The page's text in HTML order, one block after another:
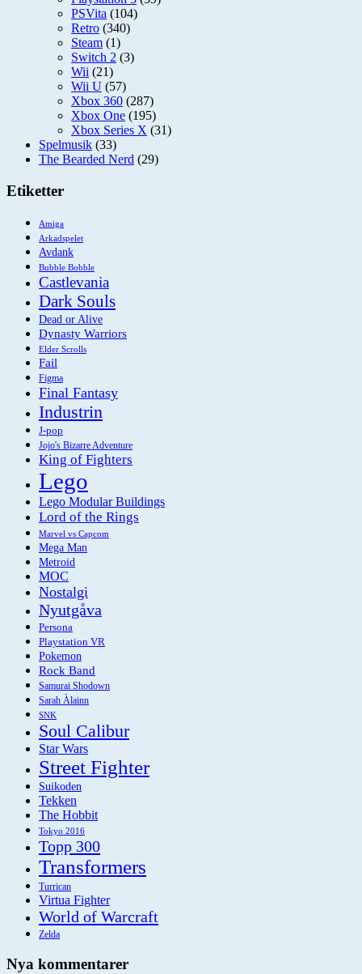
PSVita (104)
Retro (340)
Steam (1)
Switch 2 (3)
Wii (21)
Wii U (57)
Xbox 360 (287)
Xbox One (195)
Xbox Series X (31)
Spelmusik (33)
The Bearded Nerd (29)
Etiketter
Amiga
Arkadspelet
Avdank
Bubble Bobble
Castlevania
Dark Souls
Dead or Alive
Dynasty Warriors
Elder Scrolls
Fail
Figma
Final Fantasy
Industrin
J-pop
Jojo's Bizarre Adventure
King of Fighters
Lego
Lego Modular Buildings
Lord of the Rings
Marvel vs Capcom
Mega Man
Metroid
MOC
Nostalgi
Nyutgåva
Persona
Playstation VR
Pokemon
Rock Band
Samurai Shodown
Sarah Àlainn
SNK
Soul Calibur
Star Wars
Street Fighter
Suikoden
Tekken
The Hobbit
Tokyo 2016
Topp 300
Transformers
Turrican
Virtua Fighter
World of Warcraft
Zelda
Nya kommentarer